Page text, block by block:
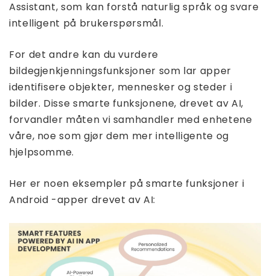
Assistant, som kan forstå naturlig språk og svare
intelligent på brukerspørsmål.
For det andre kan du vurdere
bildegjenkjenningsfunksjoner som lar apper
identifisere objekter, mennesker og steder i
bilder. Disse smarte funksjonene, drevet av AI,
forvandler måten vi samhandler med enhetene
våre, noe som gjør dem mer intelligente og
hjelpsomme.
Her er noen eksempler på smarte funksjoner i
Android -apper drevet av AI: